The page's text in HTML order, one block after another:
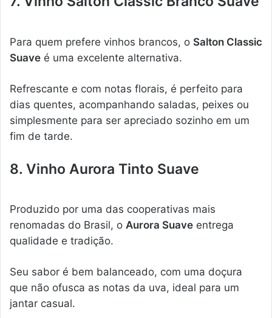
Para quem prefere vinhos brancos, o Salton Classic
Suave é uma excelente alternativa.
Refrescante e com notas florais, é perfeito para
dias quentes, acompanhando saladas, peixes ou
simplesmente para ser apreciado sozinho em um
fim de tarde.
8. Vinho Aurora Tinto Suave
Produzido por uma das cooperativas mais
renomadas do Brasil, o Aurora Suave entrega
qualidade e tradição.
Seu sabor é bem balanceado, com uma doçura
que não ofusca as notas da uva, ideal para um
jantar casual.